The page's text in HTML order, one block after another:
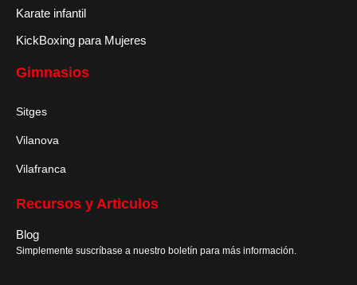
Karate infantil
KickBoxing para Mujeres
Gimnasios
Sitges
Vilanova
Vilafranca
Recursos y Articulos
Blog
Simplemente suscríbase a nuestro boletín para más información.